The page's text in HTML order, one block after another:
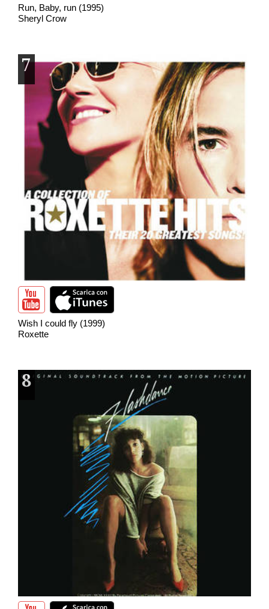
Run, Baby, run (1995)
Sheryl Crow
7
Wish I could fly (1999)
Roxette
8